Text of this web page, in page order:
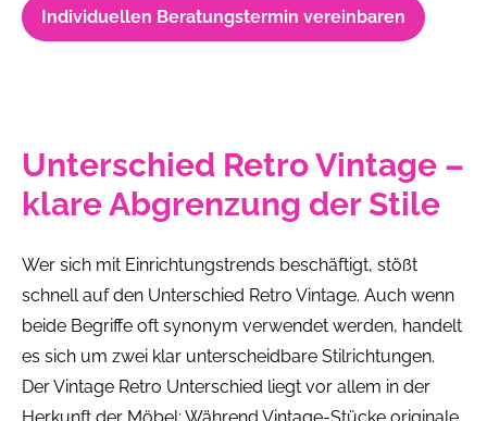
Individuellen Beratungstermin vereinbaren
Unterschied Retro Vintage –
klare Abgrenzung der Stile
Wer sich mit Einrichtungstrends beschäftigt, stößt
schnell auf den Unterschied Retro Vintage. Auch wenn
beide Begriffe oft synonym verwendet werden, handelt
es sich um zwei klar unterscheidbare Stilrichtungen.
Der Vintage Retro Unterschied liegt vor allem in der
Herkunft der Möbel: Während Vintage-Stücke originale